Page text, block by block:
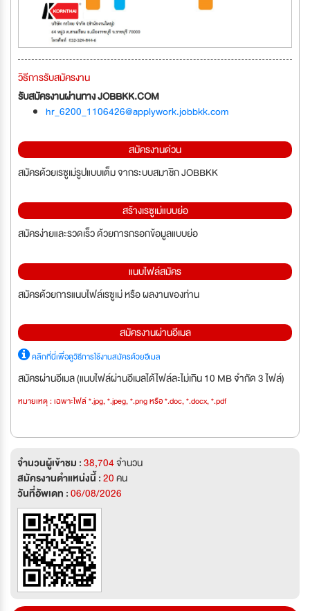
วิธีการรับสมัครงาน
รับสมัครงานผ่านทาง JOBBKK.COM
hr_6200_1106426@applywork.jobbkk.com
สมัครงานด่วน
สมัครด้วยเรซูเม่รูปแบบเต็ม จากระบบสมาชิก JOBBKK
สร้างเรซูเม่แบบย่อ
สมัครง่ายและรวดเร็ว ด้วยการกรอกข้อมูลแบบย่อ
แนบไฟล์สมัคร
สมัครด้วยการแนบไฟล์เรซูเม่ หรือ ผลงานของท่าน
สมัครงานผ่านอีเมล
คลิกที่นี่เพื่อดูวิธีการใช้งานสมัครด้วยอีเมล
สมัครผ่านอีเมล (แนบไฟล์ผ่านอีเมลได้ไฟล์ละไม่เกิน 10 MB จำกัด 3 ไฟล์)
หมายเหตุ : เฉพาะไฟล์ *.jpg, *.jpeg, *.png หรือ *.doc, *.docx, *.pdf
จำนวนผู้เข้าชม :38,704จำนวน
สมัครงานตำแหน่งนี้ :20คน
วันที่อัพเดท :06/08/2026